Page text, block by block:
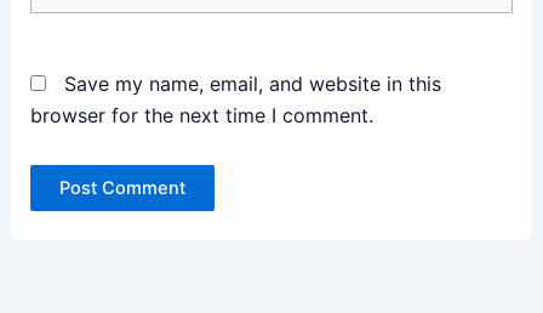
Save my name, email, and website in this
browser for the next time I comment.